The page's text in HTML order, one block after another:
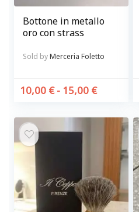
Bottone in metallo
oro con strass
Sold byMerceria Foletto
10,00 € - 15,00 €